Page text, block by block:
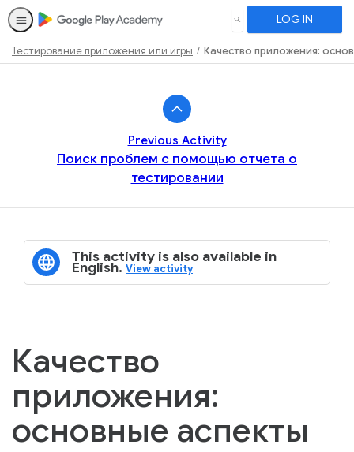
SEARCH LOG IN
Тестирование приложения или игры Качество приложения:
Previous Activity
Поиск проблем с помощью отчета о
тестировании
This activity is also available in
English.View activity
Качество
приложения:
основные аспекты